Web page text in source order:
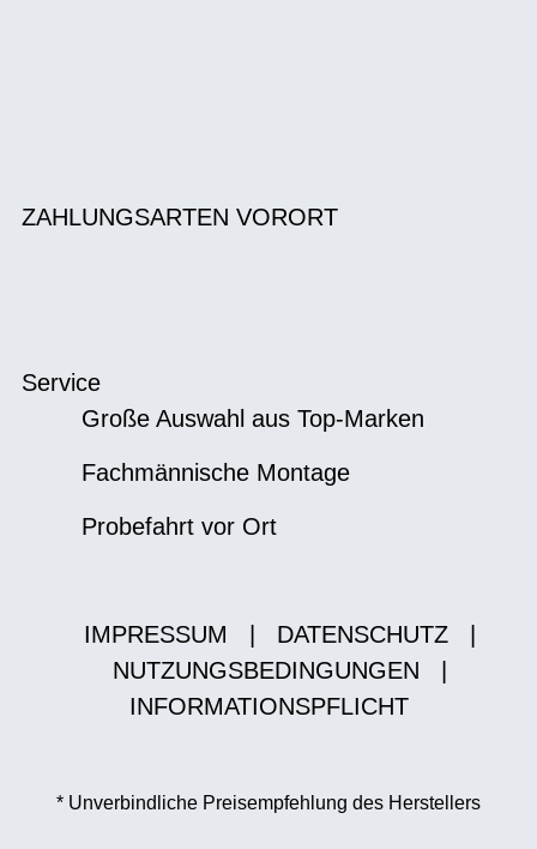
ZAHLUNGSARTEN VORORT
Service
Große Auswahl aus Top-Marken
Fachmännische Montage
Probefahrt vor Ort
IMPRESSUM DATENSCHUTZ
NUTZUNGSBEDINGUNGEN
INFORMATIONSPFLICHT
* Unverbindliche Preisempfehlung des Herstellers